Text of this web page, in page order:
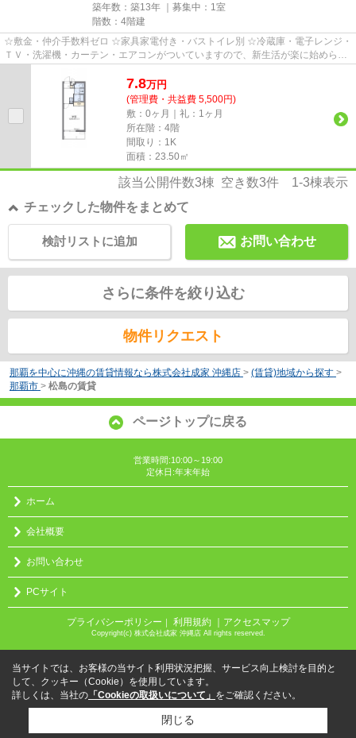
築年数：築13年 ｜募集中： 1室
階数：4階建
☆敷金・仲介手数料ゼロ ☆家具家電付き・バストイレ別 ☆冷蔵庫・電子レンジ・
ＴＶ・洗濯機・カーテン・エアコンがついていますので、新生活が楽に始められ
7.8万円
(管理費・共益費 5,500円)
敷：0ヶ月｜礼：1ヶ月
所在階：4階
間取り：1K
面積：23.50㎡
該当公開件数3棟 空き数3件 1-3棟表示
チェックした物件をまとめて
お問い合わせ
検討リストに追加
さらに条件を絞り込む
物件リクエスト
那覇を中心に沖縄の賃貸情報なら株式会社成家 沖縄店 > (賃貸)地域から探す >
那覇市 > 松島の賃貸
ページトップに戻る
営業時間:10:00～19:00
定休日:年末年始
ホーム
会社概要
お問い合わせ
PCサイト
プライバシーポリシー ｜ 利用規約 ｜アクセスマップ
Copyright(c) 株式会社成家 沖縄店 All rights reserved.
当サイトでは、お客様の当サイト利用状況把握、サービス向上検討を目的と
して、クッキー（Cookie）を使用しています。
詳しくは、当社の 「Cookieの取扱いについて」 をご確認ください。
閉じる